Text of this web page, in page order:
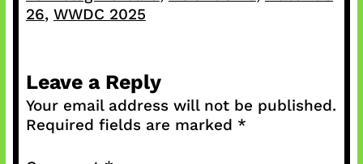
26, WWDC 2025
Leave a Reply
Your email address will not be published.
Required fields are marked *